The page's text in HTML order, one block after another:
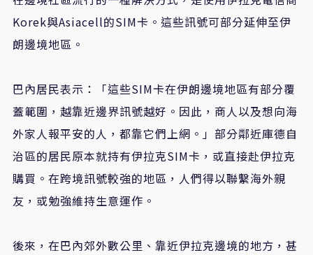
Korek與Asiacell的SIM卡。這些訊號可部分延伸至伊
朗邊境地區。
巴內居民表示：「這些SIM卡在伊朗邊境地區有部分覆
蓋範圍，越靠近邊界訊號越好。因此，商人以及想向海
外家人報平安的人，都靠它們上網。」部分鄰近庫德自
治區的居民原本就持有伊拉克SIM卡，或直接赴伊拉克
購買。在跨境訊號較強的地區，人們得以聯繫海外親
友，或勉強維持生意運作。
後來，在巴內郊外數公里、靠近伊拉克邊境的地方，甚